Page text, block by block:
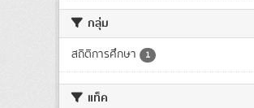
กลุ่ม
สถิติการศึกษา 1
แท็ค